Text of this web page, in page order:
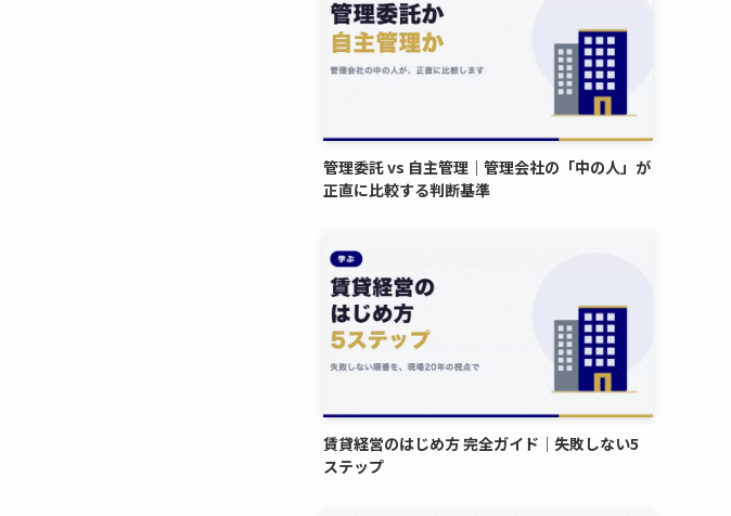
管理委託 vs 自主管理｜管理会社の「中の人」が
正直に比較する判断基準
賃貸経営のはじめ方 完全ガイド｜失敗しない5
ステップ